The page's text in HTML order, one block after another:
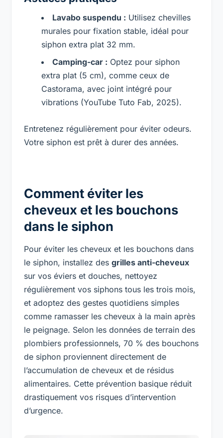
Lavabo suspendu : Utilisez chevilles
murales pour fixation stable, idéal pour
siphon extra plat 32 mm.
Camping-car : Optez pour siphon
extra plat (5 cm), comme ceux de
Castorama, avec joint intégré pour
vibrations (YouTube Tuto Fab, 2025).
Entretenez régulièrement pour éviter odeurs.
Votre siphon est prêt à durer des années.
Comment éviter les
cheveux et les bouchons
dans le siphon
Pour éviter les cheveux et les bouchons dans
le siphon, installez des grilles anti-cheveux
sur vos éviers et douches, nettoyez
régulièrement vos siphons tous les trois mois,
et adoptez des gestes quotidiens simples
comme ramasser les cheveux à la main après
le peignage. Selon les données de terrain des
plombiers professionnels, 70 % des bouchons
de siphon proviennent directement de
l’accumulation de cheveux et de résidus
alimentaires. Cette prévention basique réduit
drastiquement vos risques d’intervention
d’urgence.